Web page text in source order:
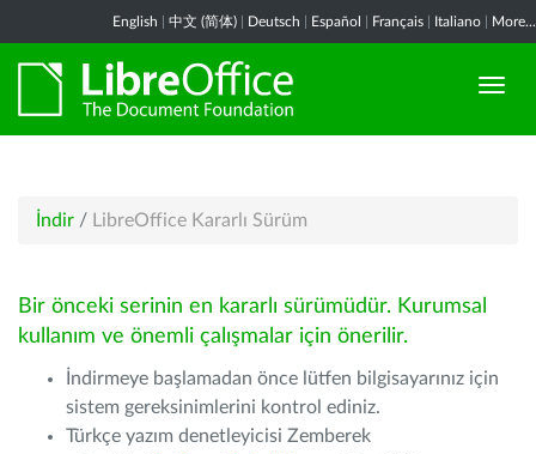
English 中文 (简体) Deutsch Español Français Italiano More...
İndir / LibreOffice Kararlı Sürüm
Bir önceki serinin en kararlı sürümüdür. Kurumsal
kullanım ve önemli çalışmalar için önerilir.
İndirmeye başlamadan önce lütfen bilgisayarınız için
sistem gereksinimlerini kontrol ediniz.
Türkçe yazım denetleyicisi Zemberek